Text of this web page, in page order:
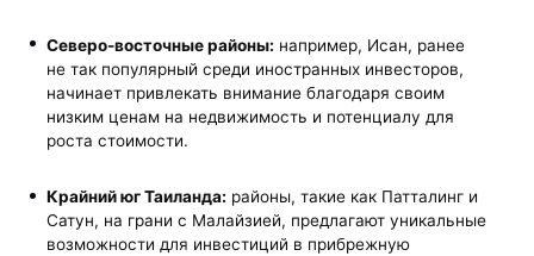
Северо-восточные районы: например, Исан, ранее
не так популярный среди иностранных инвесторов,
начинает привлекать внимание благодаря своим
низким ценам на недвижимость и потенциалу для
роста стоимости.
Крайний юг Таиланда: районы, такие как Патталинг и
Сатун, на грани с Малайзией, предлагают уникальные
возможности для инвестиций в прибрежную